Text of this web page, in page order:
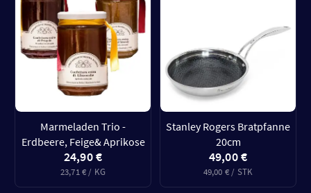
Marmeladen Trio -
Erdbeere, Feige& Aprikose
24,90 €
23,71 € / KG
Stanley Rogers Bratpfanne
20cm
49,00 €
49,00 € / STK